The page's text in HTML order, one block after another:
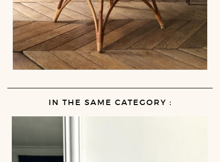
IN THE SAME CATEGORY :